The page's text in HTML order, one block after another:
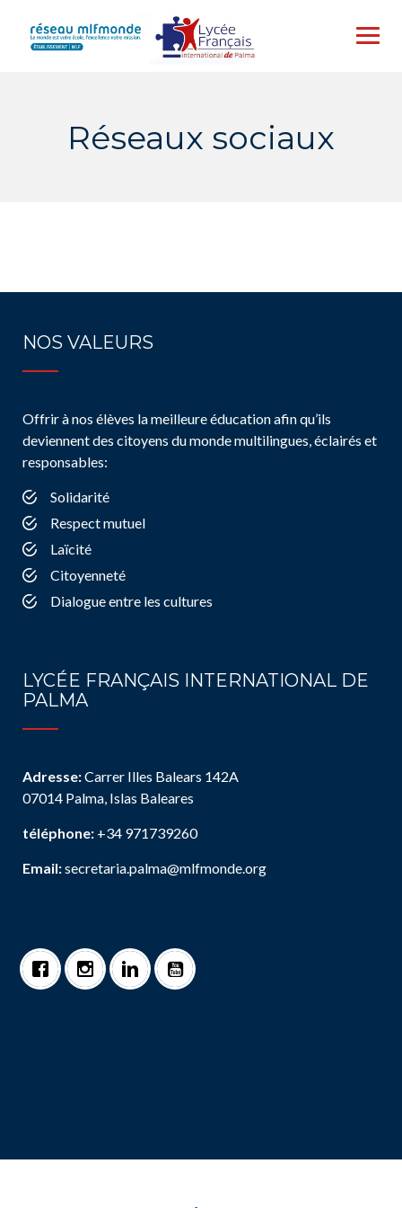
content
Réseaux sociaux
NOS VALEURS
Offrir à nos élèves la meilleure éducation afin qu’ils
deviennent des citoyens du monde multilingues, éclairés et
responsables:
Solidarité
Respect mutuel
Laïcité
Citoyenneté
Dialogue entre les cultures
LYCÉE FRANÇAIS INTERNATIONAL DE
PALMA
Adresse:Carrer Illes Balears 142A
07014 Palma, Islas Baleares
téléphone: +34 971739260
Email:secretaria.palma@mlfmonde.org